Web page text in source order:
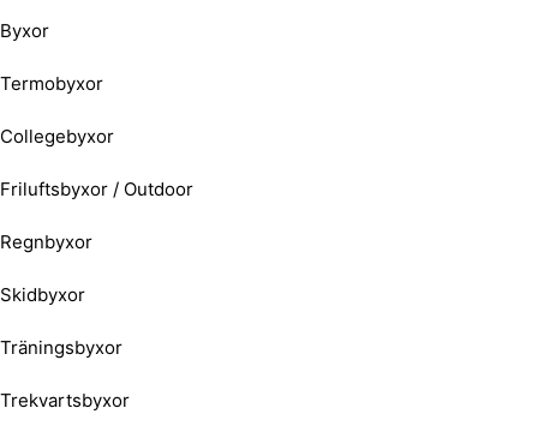
Byxor
Termobyxor
Collegebyxor
Friluftsbyxor / Outdoor
Regnbyxor
Skidbyxor
Träningsbyxor
Trekvartsbyxor